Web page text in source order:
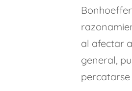
al afectar
general,
percatarse